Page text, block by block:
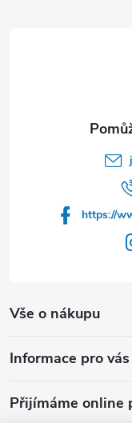
https://
Vše o nákupu
Informace pro vás
Přijímáme online